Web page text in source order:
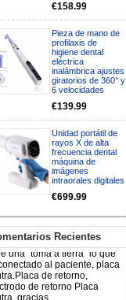
€158.99
Pieza de mano de
profilaxis de
higiene dental
eléctrica
inalámbrica ajustes
giratorios de 360° y
6 velocidades
€139.99
Unidad portátil de
rayos X de alta
frecuencia dental
máquina de
imágenes
intraorales digitales
€699.99
Recientes
423 Valpacos do seguinte
- Motor eléctrico dental
IPR pieza de mano
y pulido 2 en 1.
Rita
07/2026
de pedido: S /
,
DIAS CUANDO
MI PEDIDO,
clinicadentalcunit
06/2026
buenos días respecto al
quisiera saber si
una "toma a tierra" lo que
al paciente, placa
de retorno,
de retorno Placa
gracias
Clinicadentalcunit
2026